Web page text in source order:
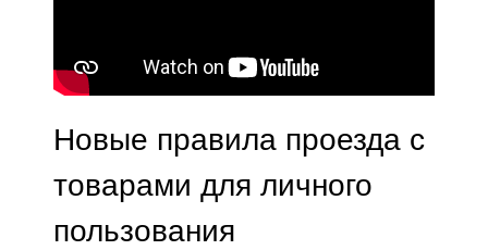
Новые правила проезда с
товарами для личного
пользования